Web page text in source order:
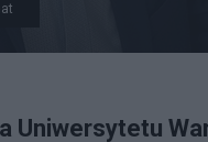
Uniwersytetu